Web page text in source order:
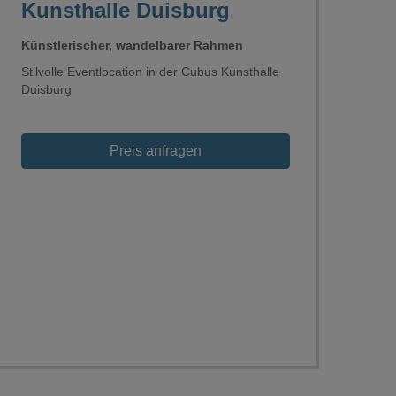
Kunsthalle Duisburg
Künstlerischer, wandelbarer Rahmen
Stilvolle Eventlocation in der Cubus Kunsthalle
Duisburg
Preis anfragen